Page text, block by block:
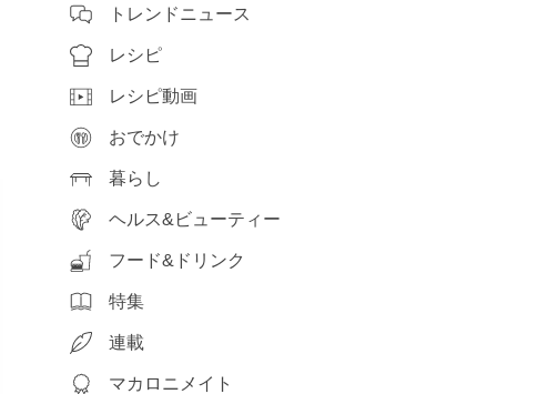
トレンドニュース
レシピ
レシピ動画
おでかけ
暮らし
ヘルス&ビューティー
フード&ドリンク
特集
連載
マカロニメイト